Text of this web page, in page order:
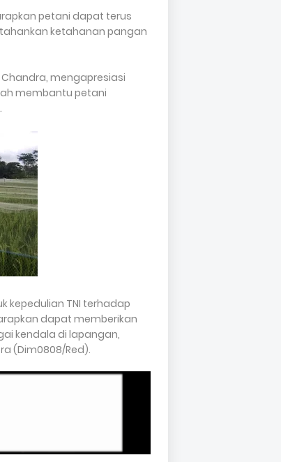
petani dapat terus
ketahanan pangan
Chandra, mengapresiasi
membantu petani
kepedulian TNI terhadap
dapat memberikan
kendala di lapangan,
(Dim0808/Red).